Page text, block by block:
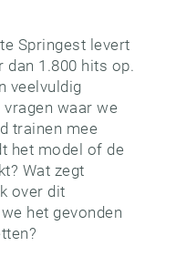
Springest levert
dan 1.800 hits op.
veelvuldig
vragen waar we
trainen mee
het model of de
Wat zegt
over dit
het gevonden